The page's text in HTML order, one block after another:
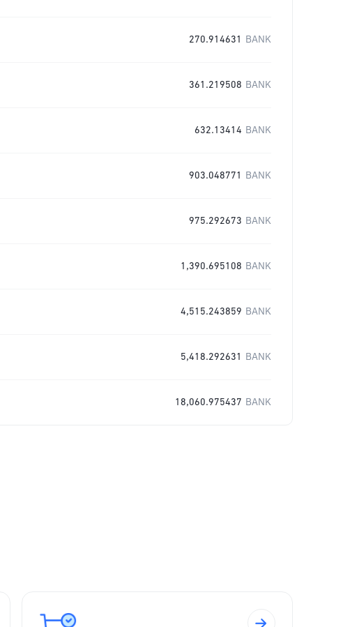
270.914631 BANK
361.219508 BANK
632.13414 BANK
903.048771 BANK
975.292673 BANK
1,390.695108 BANK
4,515.243859 BANK
5,418.292631 BANK
18,060.975437 BANK